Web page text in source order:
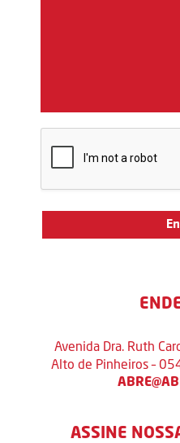
Avenida Dra. Ruth
Alto de Pinheiros –
ASSINE